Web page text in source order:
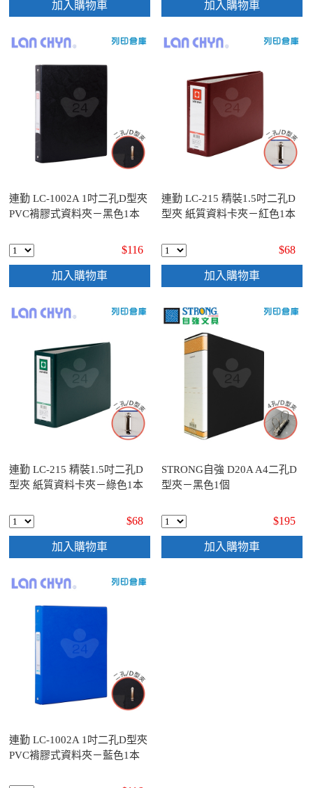
加入購物車 加入購物車
連勤 LC-1002A 1吋二孔D型夾
PVC褙膠式資料夾－黑色1本
$116
加入購物車
連勤 LC-215 精裝1.5吋二孔D
型夾 紙質資料卡夾－紅色1本
$68
加入購物車
連勤 LC-215 精裝1.5吋二孔D
型夾 紙質資料卡夾－綠色1本
$68
加入購物車
STRONG自強 D20A A4二孔D
型夾－黑色1個
$195
加入購物車
連勤 LC-1002A 1吋二孔D型夾
PVC褙膠式資料夾－藍色1本